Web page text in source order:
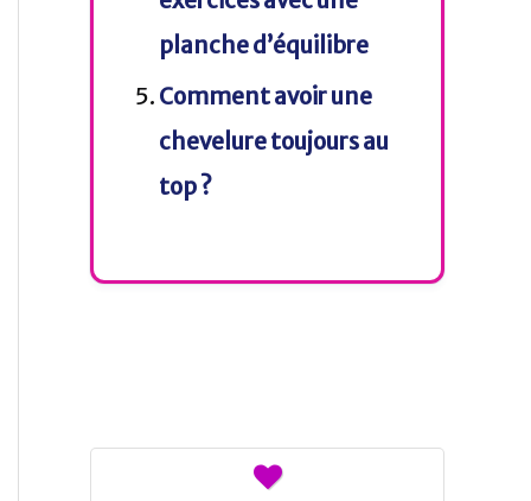
planche d’équilibre
Comment avoir une
chevelure toujours au
top ?